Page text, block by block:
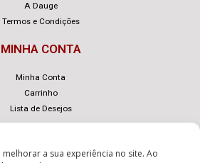
a sua experiência no site. Ao
A Dauge
Termos e Condições
MINHA CONTA
Minha Conta
Carrinho
Lista de Desejos